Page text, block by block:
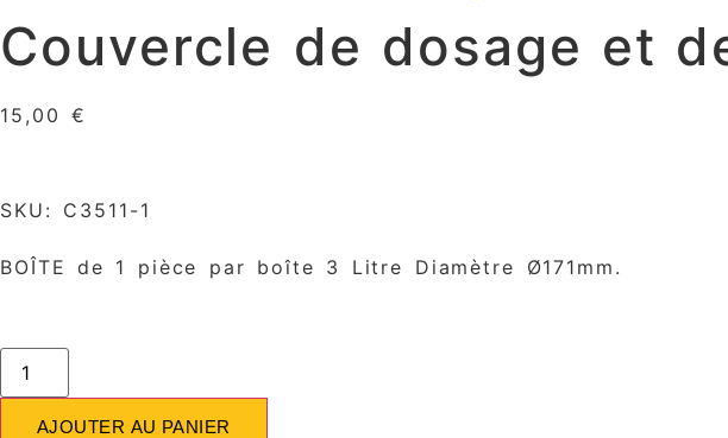
Couvercle de dosage et
15,00€
SKU: C3511-1
BOÎTE de 1 pièce par boîte 3 Litre Diamètre Ø171mm.
AJOUTER AU PANIER